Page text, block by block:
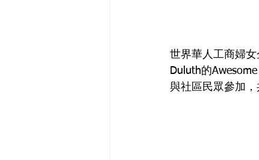
世界華人工商婦
Duluth的
與社區民眾參加，